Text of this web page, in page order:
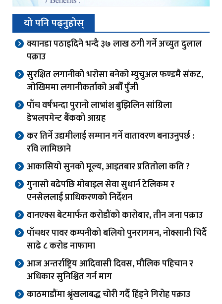
यो पनि पढ्नुहोस्
क्यानडा पठाइदिने भन्दै ३७ लाख ठगी गर्ने अच्युत दुलाल
पक्राउ
सुरक्षित लगानीको भरोसा बनेको म्युचुअल फण्डमै संकट,
जोखिममा लगानीकर्ताको अर्बौं पुँजी
पाँच वर्षभन्दा पुरानो लाभांश बुझिलिन सांग्रिला
डेभलपमेन्ट बैंकको आग्रह
कर तिर्ने उद्यमीलाई सम्मान गर्ने वातावरण बनाउनुपर्छ :
रवि लामिछाने
आकासियो सुनको मूल्य, आइतबार प्रतितोला कति ?
गुनासो बढेपछि मोबाइल सेवा सुधार्न टेलिकम र
एनसेललाई प्राधिकरणको निर्देशन
वानएक्स बेटमार्फत करोडौंको कारोबार, तीन जना पक्राउ
पाँचथर पावर कम्पनीको बलियो पुनरागमन, नोक्सानी चिर्दै
साढे ८ करोड नाफामा
आज अन्तर्राष्ट्रिय आदिवासी दिवस, मौलिक पहिचान र
अधिकार सुनिश्चित गर्न माग
काठमाडौंमा श्रृंखलाबद्ध चोरी गर्दै हिंड्ने गिरोह पक्राउ